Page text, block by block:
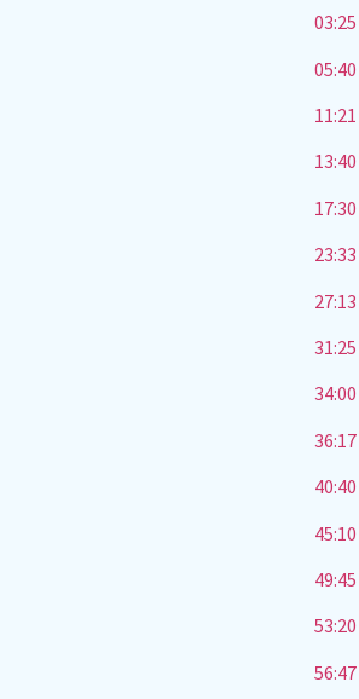
03:25
05:40
11:21
13:40
17:30
23:33
27:13
31:25
34:00
36:17
40:40
45:10
49:45
53:20
56:47